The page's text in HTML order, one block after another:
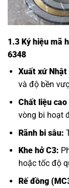
1.3 Ký hiệu mã
6348
Xuất xứ Nhật
và độ bền
Chất liệu cao
vòng bi hoạt
Rãnh bi sâu:
Khe hở C3:
hoặc tốc độ
Rế đồng